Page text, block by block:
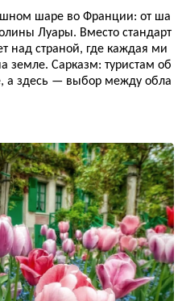
шаре во Франции: от ша
Луары. Вместо стандарт
над страной, где каждая ми
земле. Сарказм: туристам об
а здесь — выбор между обла